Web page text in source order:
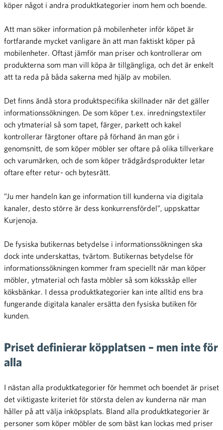
köper något i andra produktkategorier inom hem och boende.
Att man söker information på mobilenheter inför köpet är
fortfarande mycket vanligare än att man faktiskt köper på
mobilenheter. Oftast jämför man priser och kontrollerar om
produkterna som man vill köpa är tillgängliga, och det är enkelt
att ta reda på båda sakerna med hjälp av mobilen.
Det finns ändå stora produktspecifika skillnader när det gäller
informationssökningen. De som köper t.ex. inredningstextiler
och ytmaterial så som tapet, färger, parkett och kakel
kontrollerar färgtoner oftare på förhand än man gör i
genomsnitt, de som köper möbler ser oftare på olika tillverkare
och varumärken, och de som köper trädgårdsprodukter letar
oftare efter retur- och bytesrätt.
”Ju mer handeln kan ge information till kunderna via digitala
kanaler, desto större är dess konkurrensfördel”, uppskattar
Kurjenoja.
De fysiska butikernas betydelse i informationssökningen ska
dock inte underskattas, tvärtom. Butikernas betydelse för
informationssökningen kommer fram speciellt när man köper
möbler, ytmaterial och fasta möbler så som köksskåp eller
köksbänkar. I dessa produktkategorier kan inte alltid ens bra
fungerande digitala kanaler ersätta den fysiska butiken för
kunden.
Priset definierar köpplatsen – men inte för
alla
I nästan alla produktkategorier för hemmet och boendet är priset
det viktigaste kriteriet för största delen av kunderna när man
håller på att välja inköpsplats. Bland alla produktkategorier är
personer som köper möbler de som bäst kan lockas med priser